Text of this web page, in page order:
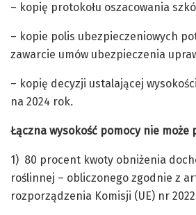
– kopię protokołu oszacowania
– kopie polis ubezpieczeniowych
zawarcie umów ubezpieczenia
– kopię decyzji ustalającej
na 2024 rok.
Łączna wysokość pomocy nie może
1) 80 procent kwoty obniżenia
roślinnej – obliczonego zgodnie z
rozporządzenia Komisji (UE) nr